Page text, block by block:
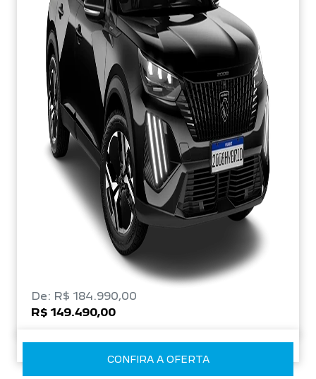
De: R$ 184.990,00
R$ 149.490,00
CONFIRA A OFERTA